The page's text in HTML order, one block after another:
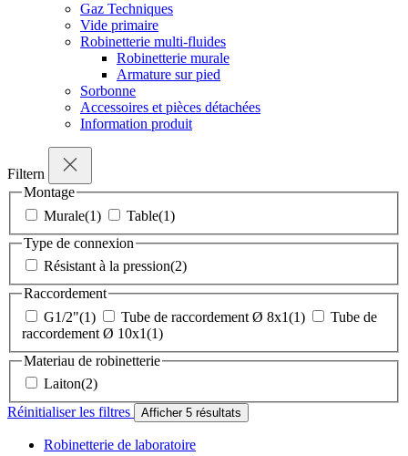
Gaz Techniques
Vide primaire
Robinetterie multi-fluides
Robinetterie murale
Armature sur pied
Sorbonne
Accessoires et pièces détachées
Information produit
Filtern
Montage
Murale(1) Table(1)
Type de connexion
Résistant à la pression(2)
Raccordement
G1/2"(1) Tube de raccordement Ø 8x1(1)
raccordement Ø 10x1(1)
Materiau de robinetterie
Laiton(2)
Réinitialiser les filtres
Afficher 5 résultats
Robinetterie de laboratoire